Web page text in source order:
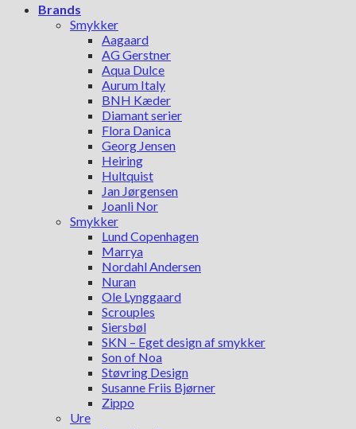
Brands
Smykker
Aagaard
AG Gerstner
Aqua Dulce
Aurum Italy
BNH Kæder
Diamant serier
Flora Danica
Georg Jensen
Heiring
Hultquist
Jan Jørgensen
Joanli Nor
Smykker
Lund Copenhagen
Marrya
Nordahl Andersen
Nuran
Ole Lynggaard
Scrouples
Siersbøl
SKN – Eget design af smykker
Son of Noa
Støvring Design
Susanne Friis Bjørner
Zippo
Ure